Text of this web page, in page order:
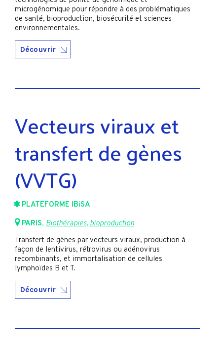
microgénomique pour répondre à des problématiques
de santé, bioproduction, biosécurité et sciences
environnementales.
Découvrir
Vecteurs viraux et
transfert de gènes
(VVTG)
PLATEFORME IBiSA
PARIS, Biothérapies, bioproduction
Transfert de gènes par vecteurs viraux, production à
façon de lentivirus, rétrovirus ou adénovirus
recombinants, et immortalisation de cellules
lymphoïdes B et T.
Découvrir